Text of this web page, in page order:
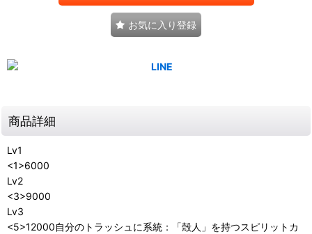
お気に入り登録
商品詳細
Lv1
<1>6000
Lv2
<3>9000
Lv3
<5>12000自分のトラッシュに系統：「殻人」を持つスピリットカ